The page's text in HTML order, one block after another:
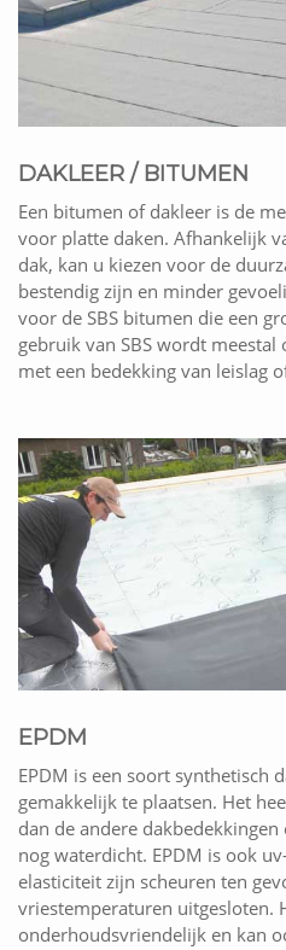
DAKLEER / BITUMEN
Een bitumen of dakleer is de
voor platte daken. Afhankelijk
dak, kan u kiezen voor de
bestendig zijn en minder
voor de SBS bitumen die een
gebruik van SBS wordt
met een bedekking van leislag
EPDM
EPDM is een soort synthetisch
gemakkelijk te plaatsen. Het
dan de andere
nog waterdicht. EPDM is ook
elasticiteit zijn scheuren ten
vriestemperaturen uitgesloten.
onderhoudsvriendelijk en kan